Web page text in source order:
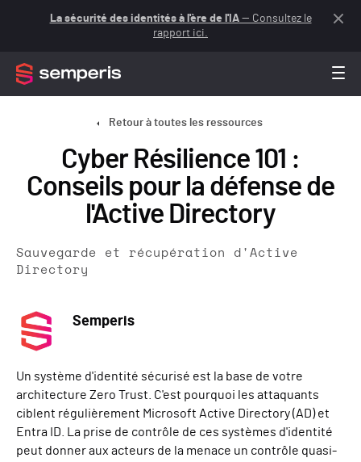
La sécurité des identités à l'ère de l'IA— Consultez le
rapport ici.
Retour à toutes les ressources
Cyber Résilience 101 :
Conseils pour la défense de
l'Active Directory
Sauvegarde et récupération d'Active
Directory
Semperis
Un système d'identité sécurisé est la base de votre
architecture Zero Trust. C'est pourquoi les attaquants
ciblent régulièrement Microsoft Active Directory (AD) et
Entra ID. La prise de contrôle de ces systèmes d'identité
peut donner aux acteurs de la menace un contrôle quasi-